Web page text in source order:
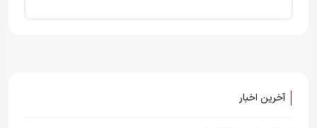
آخرین اخبار